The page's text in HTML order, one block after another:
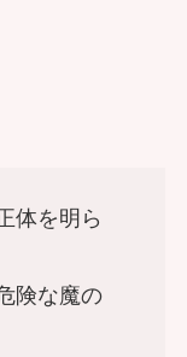
体を明ら
険な魔の